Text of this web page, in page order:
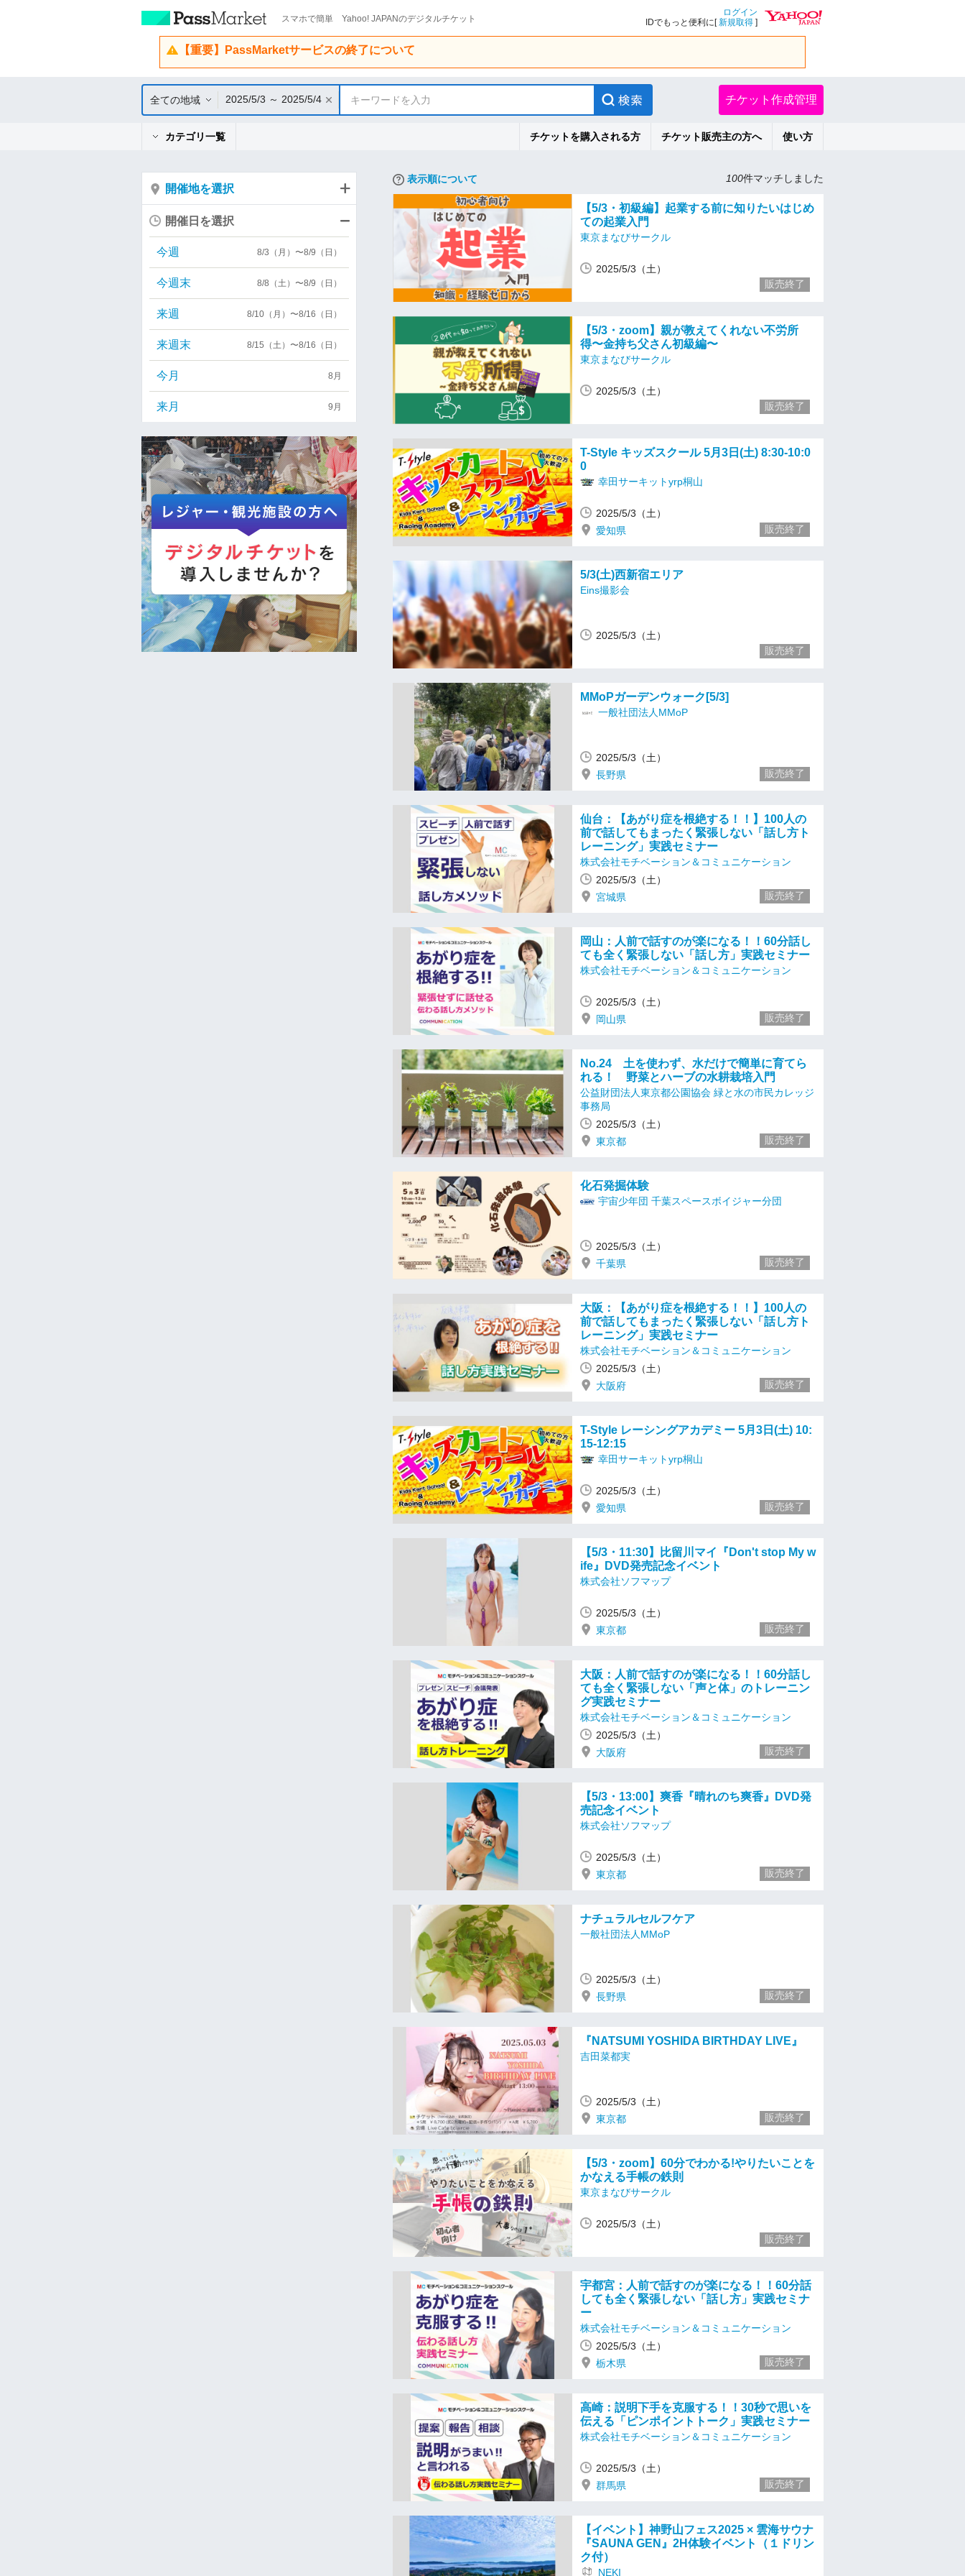
スマホで簡単 Yahoo! JAPANのデジタルチケット
ログイン
IDでもっと便利に[新規取得 ]
【重要】PassMarketサービスの終了について
全ての地域 2025/5/3 ～ 2025/5/4 キーワードを入力 チケット作成管理
カテゴリ一覧 チケットを購入される方 チケット販売主の方へ 使い方
表示順について 100件マッチしました
【5/3・初級編】起業する前に知りたいはじめ
ての起業入門
東京まなびサークル
2025/5/3（土）
販売終了
【5/3・zoom】親が教えてくれない不労所
得〜金持ち父さん初級編〜
東京まなびサークル
2025/5/3（土）
販売終了
T-Style キッズスクール 5月3日(土) 8:30-10:0
0
幸田サーキットyrp桐山
2025/5/3（土）
愛知県
販売終了
5/3(土)西新宿エリア
Eins撮影会
2025/5/3（土）
販売終了
MMoPガーデンウォーク[5/3]
一般社団法人MMoP
2025/5/3（土）
長野県
販売終了
仙台：【あがり症を根絶する！！】100人の
前で話してもまったく緊張しない「話し方ト
レーニング」実践セミナー
株式会社モチベーション＆コミュニケーション
2025/5/3（土）
宮城県
販売終了
岡山：人前で話すのが楽になる！！60分話し
ても全く緊張しない「話し方」実践セミナー
株式会社モチベーション＆コミュニケーション
2025/5/3（土）
岡山県
販売終了
No.24 土を使わず、水だけで簡単に育てら
れる！ 野菜とハーブの水耕栽培入門
公益財団法人東京都公園協会 緑と水の市民カレッジ
事務局
2025/5/3（土）
東京都
販売終了
化石発掘体験
宇宙少年団 千葉スペースボイジャー分団
2025/5/3（土）
千葉県
販売終了
大阪：【あがり症を根絶する！！】100人の
前で話してもまったく緊張しない「話し方ト
レーニング」実践セミナー
株式会社モチベーション＆コミュニケーション
2025/5/3（土）
大阪府
販売終了
T-Style レーシングアカデミー 5月3日(土) 10:
15-12:15
幸田サーキットyrp桐山
2025/5/3（土）
愛知県
販売終了
【5/3・11:30】比留川マイ『Don't stop My w
ife』DVD発売記念イベント
株式会社ソフマップ
2025/5/3（土）
東京都
販売終了
大阪：人前で話すのが楽になる！！60分話し
ても全く緊張しない「声と体」のトレーニン
グ実践セミナー
株式会社モチベーション＆コミュニケーション
2025/5/3（土）
大阪府
販売終了
【5/3・13:00】爽香『晴れのち爽香』DVD発
売記念イベント
株式会社ソフマップ
2025/5/3（土）
東京都
販売終了
ナチュラルセルフケア
一般社団法人MMoP
2025/5/3（土）
長野県
販売終了
『NATSUMI YOSHIDA BIRTHDAY LIVE』
吉田菜都実
2025/5/3（土）
東京都
販売終了
【5/3・zoom】60分でわかる!やりたいことを
かなえる手帳の鉄則
東京まなびサークル
2025/5/3（土）
販売終了
宇都宮：人前で話すのが楽になる！！60分話
しても全く緊張しない「話し方」実践セミナ
ー
株式会社モチベーション＆コミュニケーション
2025/5/3（土）
栃木県
販売終了
高崎：説明下手を克服する！！30秒で思いを
伝える「ピンポイントトーク」実践セミナー
株式会社モチベーション＆コミュニケーション
2025/5/3（土）
群馬県
販売終了
【イベント】神野山フェス2025 × 雲海サウナ
『SAUNA GEN』2H体験イベント（１ドリン
ク付）
NEKI
開催地を選択
開催日を選択
今週 8/3（月）〜8/9（日）
今週末 8/8（土）〜8/9（日）
来週 8/10（月）〜8/16（日）
来週末 8/15（土）〜8/16（日）
今月 8月
来月 9月